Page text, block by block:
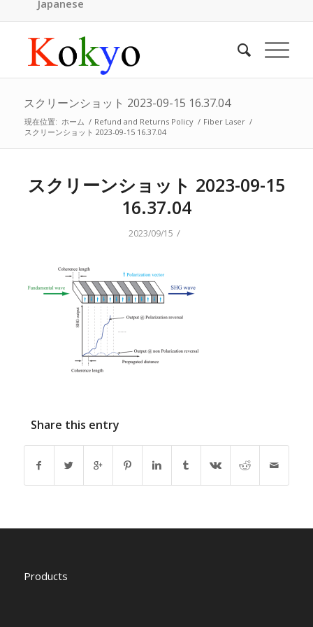
Japanese
スクリーンショット 2023-09-15 16.37.04
現在位置: ホーム / Refund and Returns Policy / Fiber Laser /
スクリーンショット 2023-09-15 16.37.04
スクリーンショット 2023-09-15
16.37.04
2023/09/15 /
Share this entry
Products